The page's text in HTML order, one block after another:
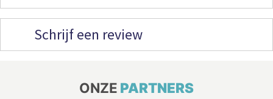
Schrijf een review
ONZE PARTNERS